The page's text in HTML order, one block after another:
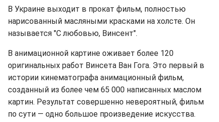
В Украине выходит в прокат фильм, полностью
нарисованный масляными красками на холсте. Он
называется "С любовью, Винсент".
В анимационной картине оживает более 120
оригинальных работ Винсета Ван Гога. Это первый в
истории кинематографа анимационный фильм,
созданный из более чем 65 000 написанных маслом
картин. Результат совершенно невероятный, фильм
по сути — одно большое произведение искусства.